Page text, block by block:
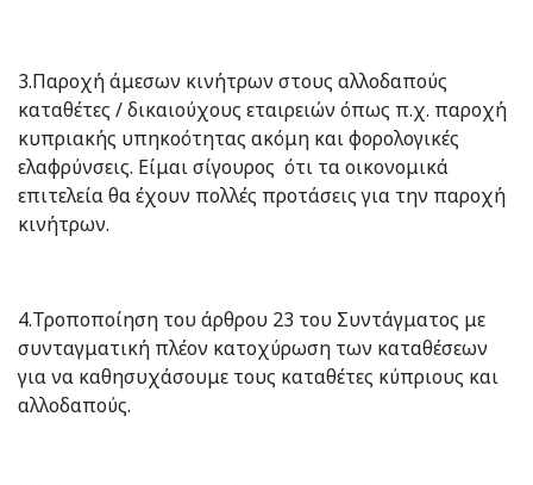
3.Παροχή άμεσων κινήτρων στους αλλοδαπούς
καταθέτες / δικαιούχους εταιρειών όπως π.χ. παροχή
κυπριακής υπηκοότητας ακόμη και φορολογικές
ελαφρύνσεις. Είμαι σίγουρος ότι τα οικονομικά
επιτελεία θα έχουν πολλές προτάσεις για την παροχή
κινήτρων.
4.Τροποποίηση του άρθρου 23 του Συντάγματος με
συνταγματική πλέον κατοχύρωση των καταθέσεων
για να καθησυχάσουμε τους καταθέτες κύπριους και
αλλοδαπούς.